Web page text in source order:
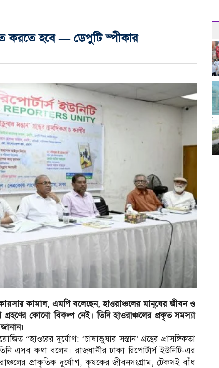
করতে হবে — ডেপুটি স্পীকার
কামাল, এমপি বলেছেন, হাওরাঞ্চলের মানুষের জীবন ও
গ্রহণের কোনো বিকল্প নেই। তিনি হাওরাঞ্চলের প্রকৃত সমস্যা
“হাওরের দুর্যোগ: ‘চাষাভুষার সন্তান’ গ্রন্থের প্রাসঙ্গিকতা
এসব কথা বলেন। রাজধানীর ঢাকা রিপোর্টার্স ইউনিটি-এর
প্রাকৃতিক দুর্যোগ, কৃষকের জীবনসংগ্রাম, টেকসই বাঁধ